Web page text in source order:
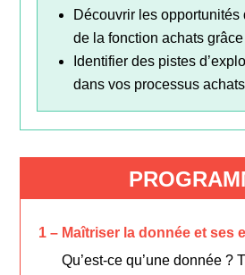
Découvrir les opportunités
de la fonction achats grâce
Identifier des pistes
dans vos processus achats
1 – Maîtriser la donnée et ses
Qu’est-ce qu’une donnée ?